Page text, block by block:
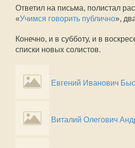
Ответил на письма, полистал
«Учимся говорить публично»,
Конечно, и в субботу, и в
списки новых солистов.
Евгений Иванович
Виталий Олегович